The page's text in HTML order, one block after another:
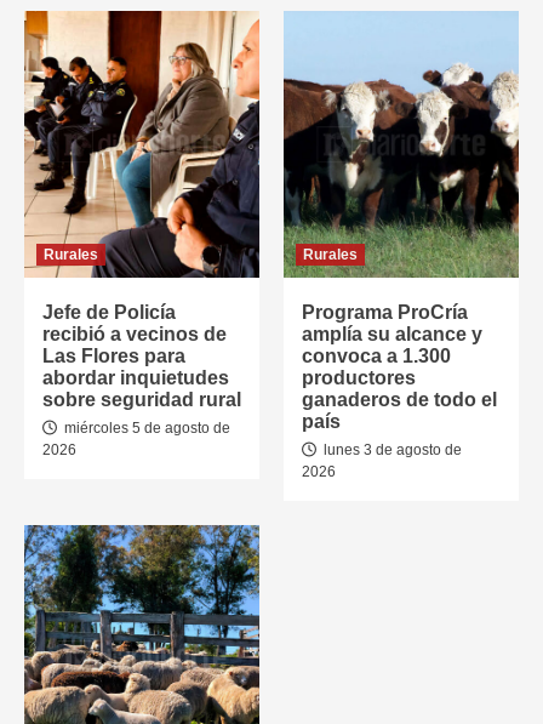
Rurales
Jefe de Policía
recibió a vecinos de
Las Flores para
abordar inquietudes
sobre seguridad rural
miércoles 5 de agosto de
2026
Rurales
Programa ProCría
amplía su alcance y
convoca a 1.300
productores
ganaderos de todo el
país
lunes 3 de agosto de
2026